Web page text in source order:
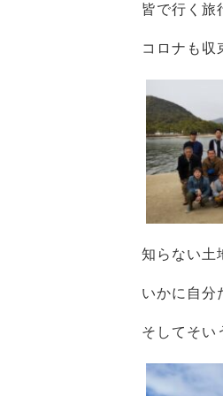
皆で行く旅
コロナも収
知らない土
いかに自分
そしてそい